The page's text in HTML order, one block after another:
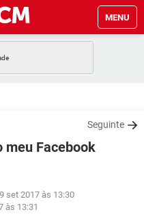
MENU
GMAIL
WHATSAPP
EXCEL
FACEBOOK
Seguinte
meu Facebook
set 2017 às 13:30
às 13:31